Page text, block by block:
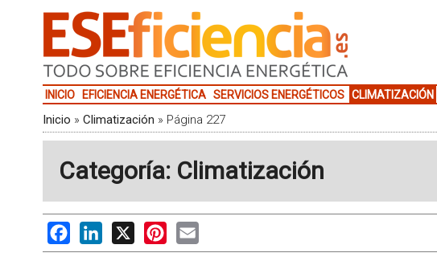
INICIO EFICIENCIA ENERGÉTICA SERVICIOS ENERGÉTICOS CLIMATIZACIÓN
Inicio » Climatización » Página 227
Categoría: Climatización
FacebookLinkedIn
X PinterestEmail